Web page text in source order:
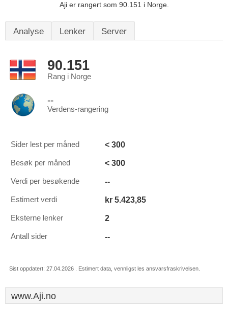
Aji er rangert som 90.151 i Norge.
Analyse Lenker Server
90.151
Rang i Norge
--
Verdens-rangering
Sider lest per måned < 300
Besøk per måned < 300
Verdi per besøkende --
Estimert verdi kr 5.423,85
Eksterne lenker 2
Antall sider --
Sist oppdatert: 27.04.2026 . Estimert data, vennligst les ansvarsfraskrivelsen.
www.Aji.no